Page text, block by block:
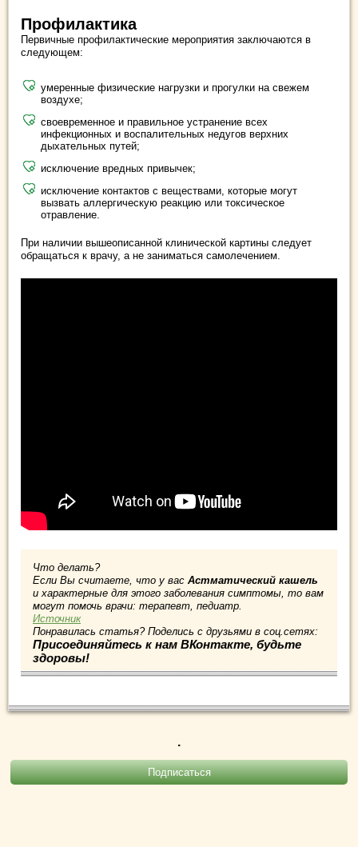
Профилактика
Первичные профилактические мероприятия заключаются в
следующем:
умеренные физические нагрузки и прогулки на свежем
воздухе;
своевременное и правильное устранение всех
инфекционных и воспалительных недугов верхних
дыхательных путей;
исключение вредных привычек;
исключение контактов с веществами, которые могут
вызвать аллергическую реакцию или токсическое
отравление.
При наличии вышеописанной клинической картины следует
обращаться к врачу, а не заниматься самолечением.
Что делать?
Если Вы считаете, что у вас Астматический кашель
и характерные для этого заболевания симптомы, то вам
могут помочь врачи: терапевт, педиатр.
Источник
Понравилась статья? Поделись с друзьями в соц.сетях:
Присоединяйтесь к нам ВКонтакте, будьте
здоровы!
.